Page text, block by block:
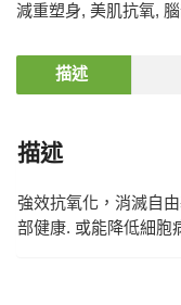
減重塑身, 美肌抗氧,
描述
描述
強效抗氧化，消滅自
部健康. 或能降低細胞